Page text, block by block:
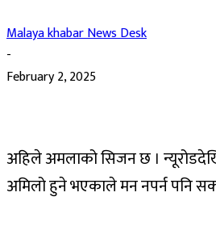
Malaya khabar News Desk
-
February 2, 2025
अहिले अमलाको सिजन छ ।
अमिलो हुने भएकाले मन नपर्न पनि